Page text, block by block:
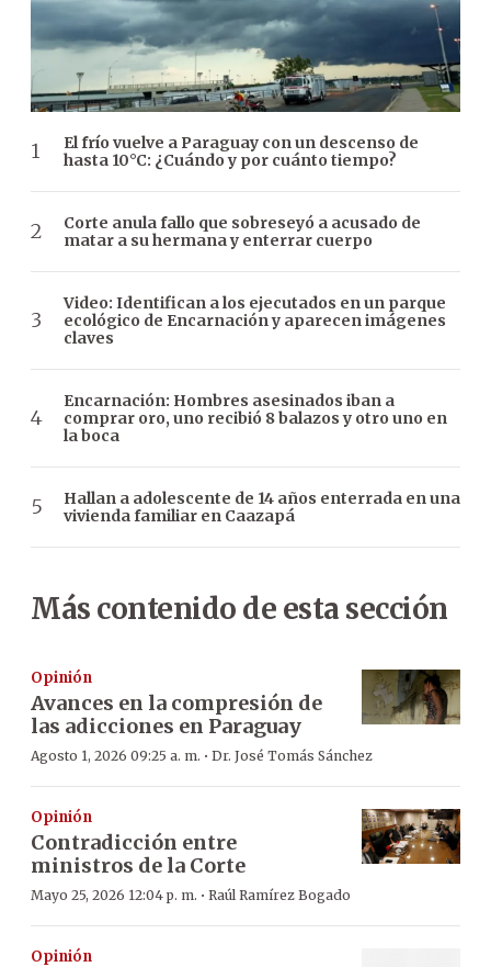
El frío vuelve a Paraguay con un descenso de
hasta 10°C: ¿Cuándo y por cuánto tiempo?
Corte anula fallo que sobreseyó a acusado de
matar a su hermana y enterrar cuerpo
Video: Identifican a los ejecutados en un parque
ecológico de Encarnación y aparecen imágenes
claves
Encarnación: Hombres asesinados iban a
comprar oro, uno recibió 8 balazos y otro uno en
la boca
Hallan a adolescente de 14 años enterrada en una
vivienda familiar en Caazapá
Más contenido de esta sección
Opinión
Avances en la compresión de
las adicciones en Paraguay
Agosto 1, 2026 09:25 a. m. · Dr. José Tomás Sánchez
Opinión
Contradicción entre
ministros de la Corte
Mayo 25, 2026 12:04 p. m. · Raúl Ramírez Bogado
Opinión